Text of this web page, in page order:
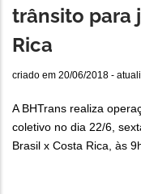
trânsito para
Rica
criado em 20/06/2018 -
A BHTrans realiza
coletivo no dia 22/6,
Brasil x Costa Rica, às